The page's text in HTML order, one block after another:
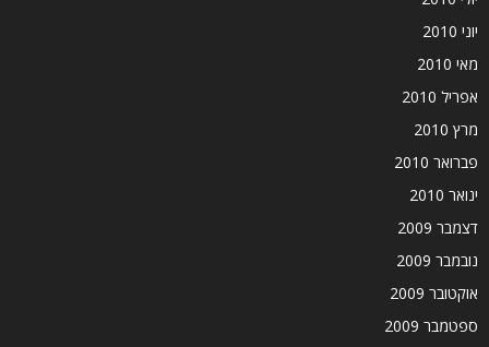
יוני 2010
מאי 2010
אפריל 2010
מרץ 2010
פברואר 2010
ינואר 2010
דצמבר 2009
נובמבר 2009
אוקטובר 2009
ספטמבר 2009